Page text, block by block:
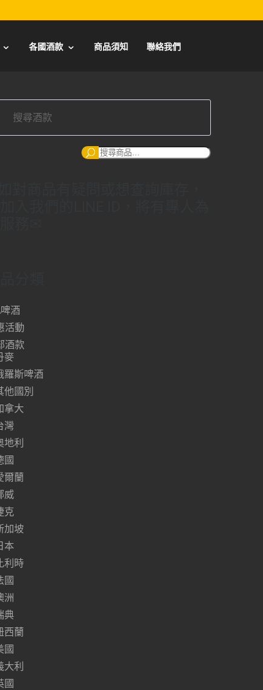
各國酒款 商品須知 聯絡我們
搜
酒
活動
酒款
麥
羅斯啤酒
他國別
拿大
灣
地利
國
爾蘭
威
克
加坡
本
利時
國
洲
典
西蘭
國
大利
國